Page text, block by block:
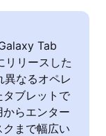
Tab
リースした
異なるオペレ
ブレットで
らエンター
まで幅広い